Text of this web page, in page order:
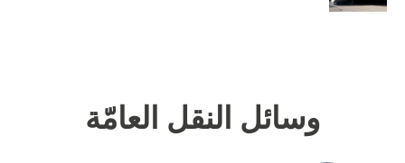
وسائل النقل العامّة